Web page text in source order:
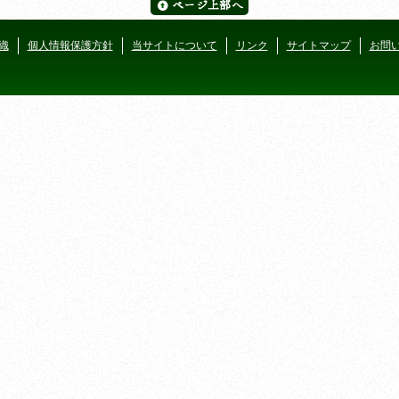
個人情報保護方針 当サイトについて リンク サイトマップ お問